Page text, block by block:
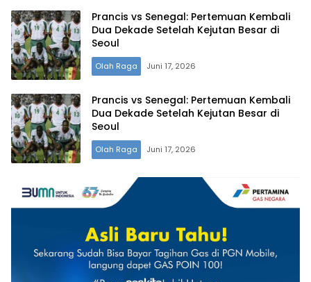
Prancis vs Senegal: Pertemuan Kembali
Dua Dekade Setelah Kejutan Besar di
Seoul
Olah Raga Juni 17, 2026
Prancis vs Senegal: Pertemuan Kembali
Dua Dekade Setelah Kejutan Besar di
Seoul
Olah Raga Juni 17, 2026